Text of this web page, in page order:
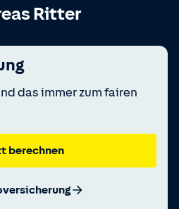
Ritter
das immer zum fairen
berechnen